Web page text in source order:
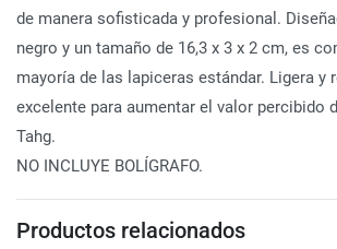
de manera sofisticada y profesional.
negro y un tamaño de 16,3 x 3 x 2 cm, es
mayoría de las lapiceras estándar. Ligera y
excelente para aumentar el valor percibido
Tahg.
NO INCLUYE BOLÍGRAFO.
Productos relacionados